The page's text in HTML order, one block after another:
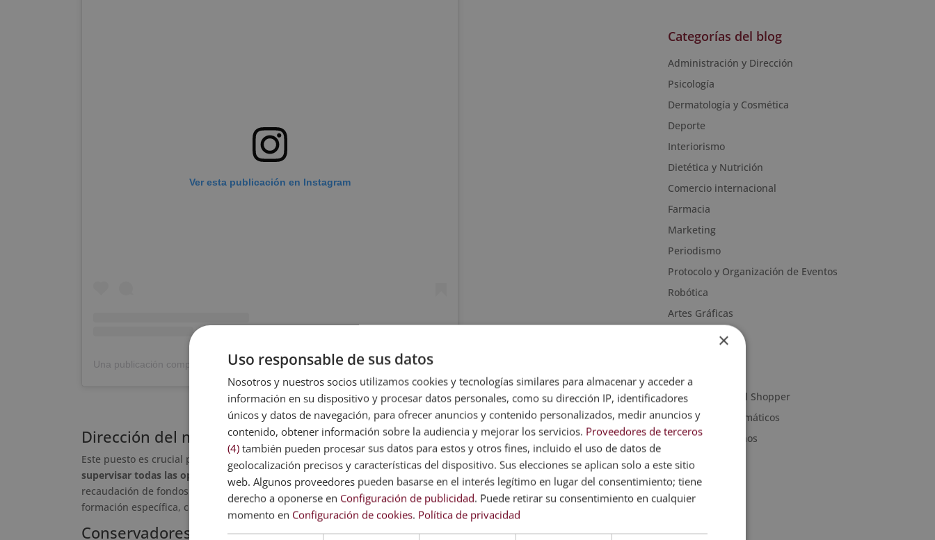
Ver esta publicación en Instagram
Una publicación compartida de Esneca Business School (@esneca.business.school)
Dirección del museo
Este puesto es crucial para el funcionamiento eficiente del museo. Los/as directores/as son responsables de
supervisar todas las operaciones
, incluida la gestión del personal, la planificación de exposiciones y eventos, la
recaudación de fondos y la administración del presupuesto. Para ocupar este puesto se requiere de una
formación específica, como por ejemplo, elmáster en dirección y gestión de museos.
Conservadores y restauradores
Categorías del blog
Administración y Dirección
Psicología
Dermatología y Cosmética
Deporte
Interiorismo
Dietética y Nutrición
Comercio internacional
Farmacia
Marketing
Periodismo
Protocolo y Organización de Eventos
Robótica
Artes Gráficas
Artes y Oficios
Sanidad
Moda & Personal Shopper
Programas informáticos
Recursos Humanos
×
Uso responsable de sus datos
Nosotros y nuestros socios utilizamos cookies y tecnologías similares para almacenar y acceder a
información en su dispositivo y procesar datos personales, como su dirección IP, identificadores
únicos y datos de navegación, para ofrecer anuncios y contenido personalizados, medir anuncios y
contenido, obtener información sobre la audiencia y mejorar los servicios. Proveedores de terceros
(4) también pueden procesar sus datos para estos y otros fines, incluido el uso de datos de
geolocalización precisos y características del dispositivo. Sus elecciones se aplican solo a este sitio
web. Algunos proveedores pueden basarse en el interés legítimo en lugar del consentimiento; tiene
derecho a oponerse en Configuración de publicidad. Puede retirar su consentimiento en cualquier
momento en Configuración de cookies. Política de privacidad